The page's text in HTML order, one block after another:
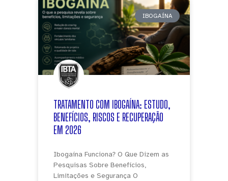
IBOGAÍNA
TRATAMENTO COM IBOGAÍNA: ESTUDO,
BENEFÍCIOS, RISCOS E RECUPERAÇÃO
EM 2026
Ibogaína Funciona? O Que Dizem as
Pesquisas Sobre Benefícios,
Limitações e Segurança O